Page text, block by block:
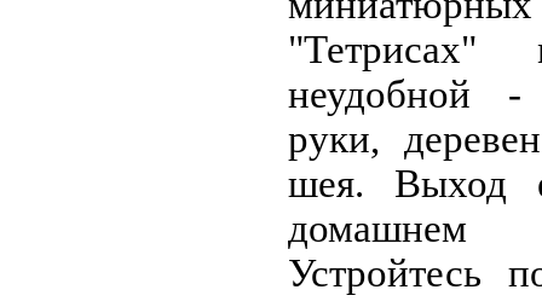
"Тетрисах"
неудобной -
руки,
шея. Выход
Устройтесь